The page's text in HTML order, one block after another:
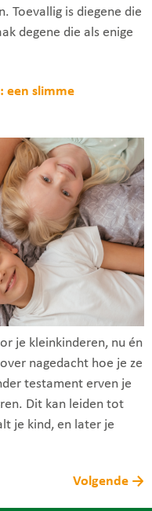
Toevallig is diegene die
degene die als enige
een slimme
je kleinkinderen, nu én
nagedacht hoe je ze
testament erven je
Dit kan leiden tot
je kind, en later je
Volgende →